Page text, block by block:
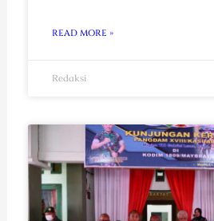
READ MORE »
Redaksi